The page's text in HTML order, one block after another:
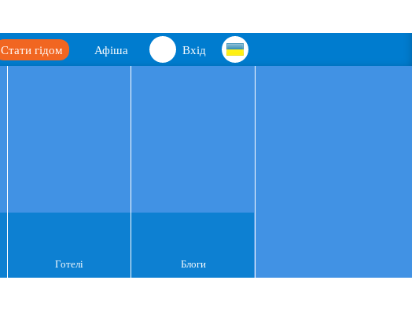
Вхід
Афіша
Стати гідом
Готелі Блоги